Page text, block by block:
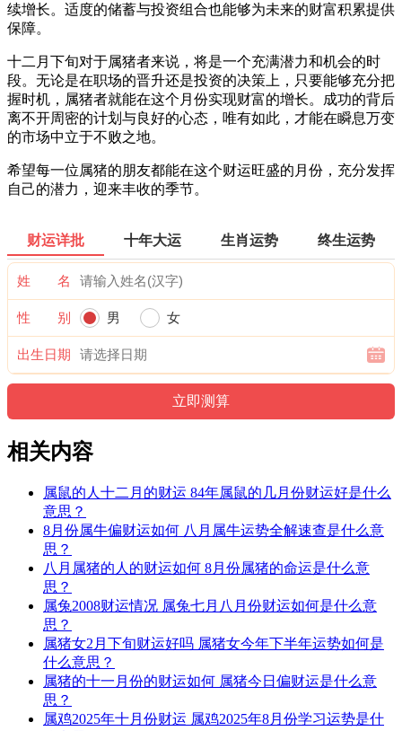
续增长。适度的储蓄与投资组合也能够为未来的财富积累提供
保障。
十二月下旬对于属猪者来说，将是一个充满潜力和机会的时
段。无论是在职场的晋升还是投资的决策上，只要能够充分把
握时机，属猪者就能在这个月份实现财富的增长。成功的背后
离不开周密的计划与良好的心态，唯有如此，才能在瞬息万变
的市场中立于不败之地。
希望每一位属猪的朋友都能在这个财运旺盛的月份，充分发挥
自己的潜力，迎来丰收的季节。
财运详批 十年大运 生肖运势 终生运势
姓 名
性 别 男 女
出生日期
相关内容
属鼠的人十二月的财运 84年属鼠的几月份财运好是什么
意思？
8月份属牛偏财运如何 八月属牛运势全解速查是什么意
思？
八月属猪的人的财运如何 8月份属猪的命运是什么意
思？
属兔2008财运情况 属兔七月八月份财运如何是什么意
思？
属猪女2月下旬财运好吗 属猪女今年下半年运势如何是
什么意思？
属猪的十一月份的财运如何 属猪今日偏财运是什么意
思？
属鸡2025年十月份财运 属鸡2025年8月份学习运势是什